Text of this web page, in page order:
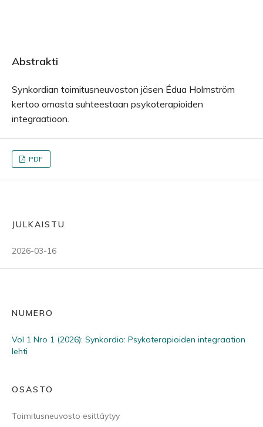
Abstrakti
Synkordian toimitusneuvoston jäsen Édua Holmström
kertoo omasta suhteestaan psykoterapioiden
integraatioon.
PDF
JULKAISTU
2026-03-16
NUMERO
Vol 1 Nro 1 (2026): Synkordia: Psykoterapioiden integraation
lehti
OSASTO
Toimitusneuvosto esittäytyy